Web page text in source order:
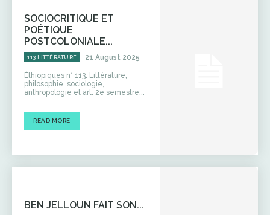
SOCIOCRITIQUE ET
POÉTIQUE
POSTCOLONIALE...
113 LITTÉRATURE 21 August 2025
Éthiopiques n° 113. Littérature,
philosophie, sociologie,
anthropologie et art. 2e semestre...
READ MORE
BEN JELLOUN FAIT SON...